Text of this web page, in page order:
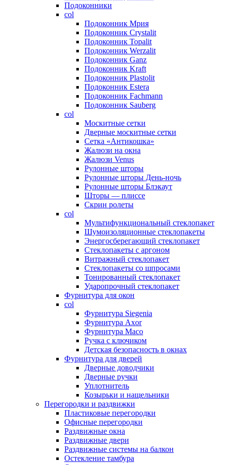
Подоконники
col
Подоконник Мрия
Подоконник Crystalit
Подоконник Topalit
Подоконник Werzalit
Подоконник Ganz
Подоконник Kraft
Подоконник Plastolit
Подоконник Estera
Подоконник Fachmann
Подоконник Sauberg
col
Москитные сетки
Дверные москитные сетки
Сетка «Антикошка»
Жалюзи на окна
Жалюзи Venus
Рулонные шторы
Рулонные шторы День-ночь
Рулонные шторы Блэкаут
Шторы — плиссе
Скрин ролеты
col
Мультифункциональный стеклопакет
Шумоизоляционные стеклопакеты
Энергосберегающий стеклопакет
Стеклопакеты с аргоном
Витражный стеклопакет
Стеклопакеты со шпросами
Тонированный стеклопакет
Ударопрочный стеклопакет
Фурнитура для окон
col
Фурнитура Siegenia
Фурнитура Axor
Фурнитура Maco
Ручка с ключиком
Детская безопасность в окнах
Фурнитура для дверей
Дверные доводчики
Дверные ручки
Уплотнитель
Козырьки и нащельники
Перегородки и раздвижки
Пластиковые перегородки
Офисные перегородки
Раздвижные окна
Раздвижные двери
Раздвижные системы на балкон
Остекление тамбура